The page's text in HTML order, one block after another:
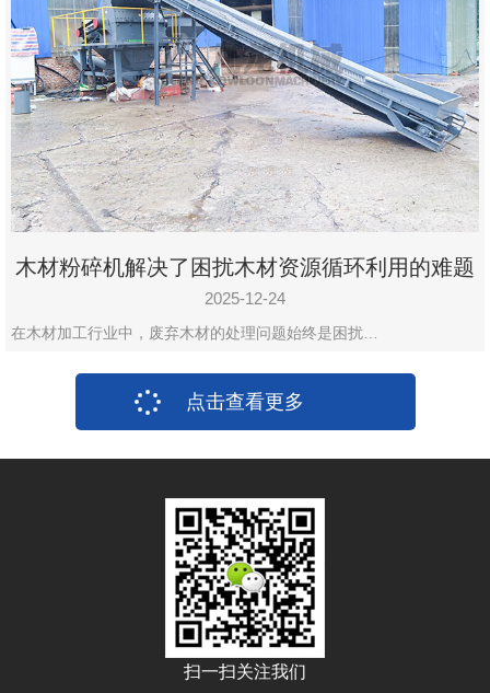
木材粉碎机解决了困扰木材资源循环利用的难题
2025-12-24
在木材加工行业中，废弃木材的处理问题始终是困扰…
点击查看更多
扫一扫关注我们